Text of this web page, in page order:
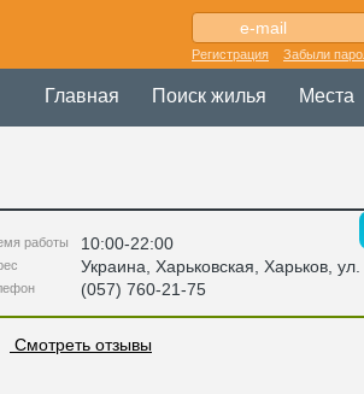
Регистрация Забыли
Главная Поиск жилья Места
работы 10:00-22:00
Украина Харьковская , Харьков, ул.
(057) 760-21-75
Смотреть отзывы